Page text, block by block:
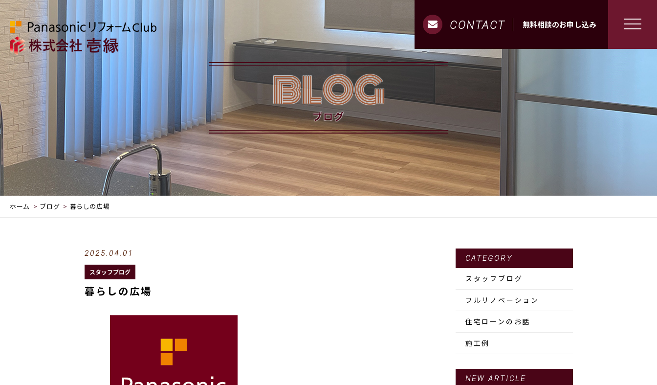
CONTACT 無料相談のお申し込み
BLOG
ブログ
ホーム ブログ 暮らしの広場
2025.04.01
スタッフブログ
暮らしの広場
CATEGORY
スタッフブログ
フルリノベーション
住宅ローンのお話
施工例
NEW ARTICLE